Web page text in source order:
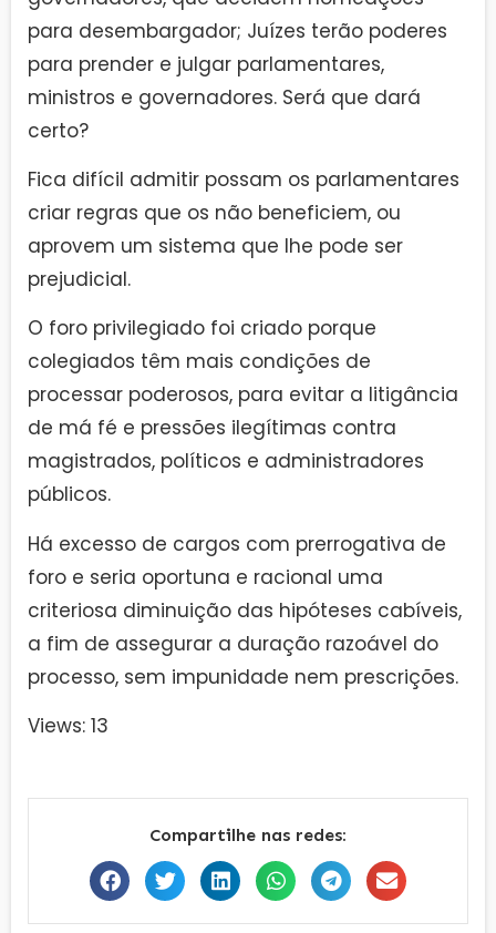
para desembargador; Juízes terão poderes
para prender e julgar parlamentares,
ministros e governadores. Será que dará
certo?
Fica difícil admitir possam os parlamentares
criar regras que os não beneficiem, ou
aprovem um sistema que lhe pode ser
prejudicial.
O foro privilegiado foi criado porque
colegiados têm mais condições de
processar poderosos, para evitar a litigância
de má fé e pressões ilegítimas contra
magistrados, políticos e administradores
públicos.
Há excesso de cargos com prerrogativa de
foro e seria oportuna e racional uma
criteriosa diminuição das hipóteses cabíveis,
a fim de assegurar a duração razoável do
processo, sem impunidade nem prescrições.
Views: 13
Compartilhe nas redes: